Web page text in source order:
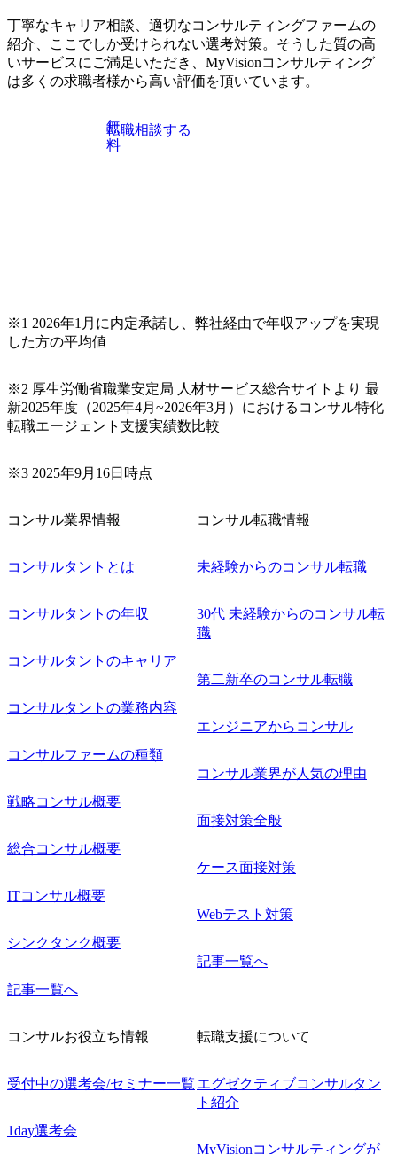
丁寧なキャリア相談、適切なコンサルティングファームの
紹介、ここでしか受けられない選考対策。そうした質の高
いサービスにご満足いただき、MyVisionコンサルティング
は多くの求職者様から高い評価を頂いています。
無
料
転職相談する
※1 2026年1月に内定承諾し、弊社経由で年収アップを実現
した方の平均値
※2 厚生労働省職業安定局 人材サービス総合サイトより 最
新2025年度（2025年4月~2026年3月）におけるコンサル特化
転職エージェント支援実績数比較
※3 2025年9月16日時点
コンサル業界情報
コンサルタントとは
コンサルタントの年収
コンサルタントのキャリア
コンサルタントの業務内容
コンサルファームの種類
戦略コンサル概要
総合コンサル概要
ITコンサル概要
シンクタンク概要
記事一覧へ
コンサル転職情報
未経験からのコンサル転職
30代 未経験からのコンサル転
職
第二新卒のコンサル転職
エンジニアからコンサル
コンサル業界が人気の理由
面接対策全般
ケース面接対策
Webテスト対策
記事一覧へ
コンサルお役立ち情報
受付中の選考会/セミナー一覧
1day選考会
転職支援について
エグゼクティブコンサルタン
ト紹介
MyVisionコンサルティングが